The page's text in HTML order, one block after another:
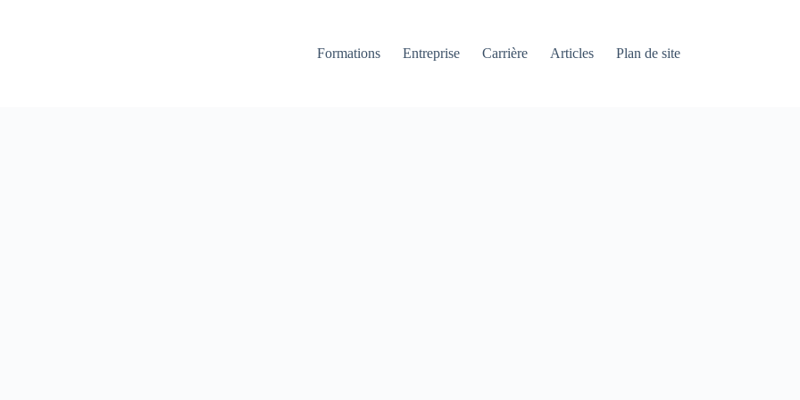
Formations
Entreprise Carrière Articles Plan de site